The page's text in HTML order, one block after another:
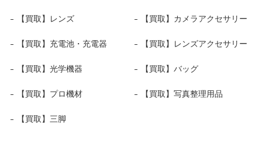
【買取】レンズ 【買取】カメラアクセサリー
【買取】充電池・充電器 【買取】レンズアクセサリー
【買取】光学機器 【買取】バッグ
【買取】プロ機材 【買取】写真整理用品
【買取】三脚